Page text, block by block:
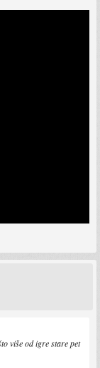
više od igre stare pet